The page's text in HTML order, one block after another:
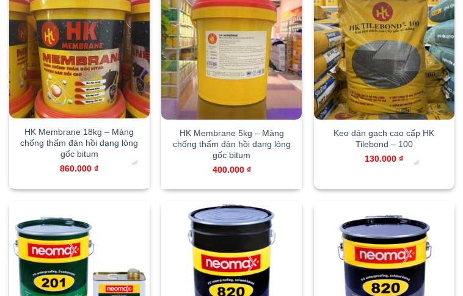
HK Membrane 18kg – Màng
chống thấm đàn hồi dạng lỏng
gốc bitum
860.000₫
HK Membrane 5kg – Màng
chống thấm đàn hồi dạng lỏng
gốc bitum
400.000 ₫
Keo dán gạch cao cấp HK
Tilebond – 100
130.000₫